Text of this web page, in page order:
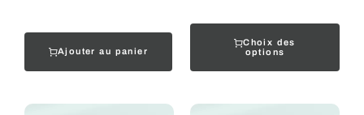
Ajouter au panier
Choix des
options